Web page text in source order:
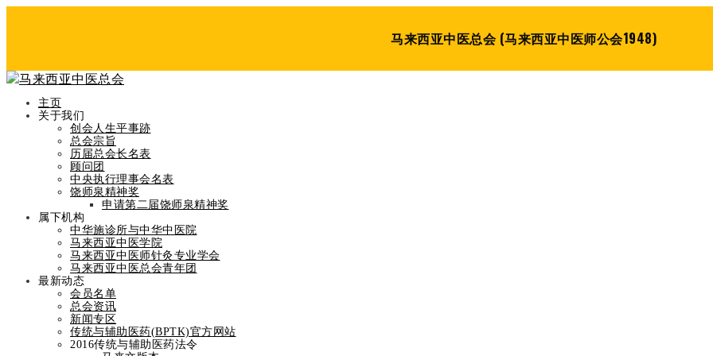
马来西亚中医总会 (马来西亚中医师公会1948)
主页
关于我们
创会人生平事跡
总会宗旨
历届总会长名表
顾问团
中央执行理事会名表
饶师泉精神奖
申请第二届饶师泉精神奖
属下机构
中华施诊所与中华中医院
马来西亚中医学院
马来西亚中医师针灸专业学会
马来西亚中医总会青年团
最新动态
会员名单
总会资讯
新闻专区
传统与辅助医药(BPTK)官方网站
2016传统与辅助医药法令
Blog Post
Home
马来西亚中医总会总会长杨伟雄博士吁中医师参与冠病康复患者辅助医疗–《星洲日报》
马来西亚中医总会总会长杨伟雄博士吁中医师参与冠病康复患者